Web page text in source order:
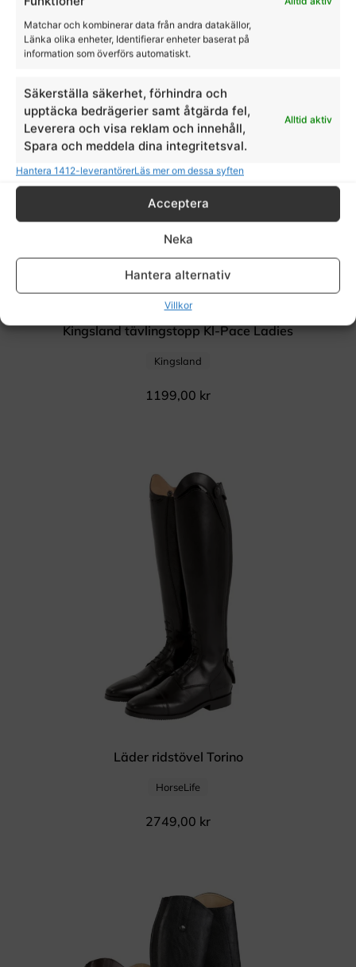
Matchar och kombinerar data från andra datakällor,
Länka olika enheter, Identifierar enheter baserat på
information som överförs automatiskt.
Säkerställa säkerhet, förhindra och
upptäcka bedrägerier samt åtgärda fel,
Leverera och visa reklam och innehåll,
Spara och meddela dina integritetsval.
Alltid aktiv
Hantera 1412-leverantörerLäs mer om dessa syften
Acceptera
Neka
Hantera alternativ
Villkor
Kingsland tävlingstopp Kl-Pace Ladies
Kingsland
1199,00 kr
Läder ridstövel Torino
HorseLife
2749,00 kr